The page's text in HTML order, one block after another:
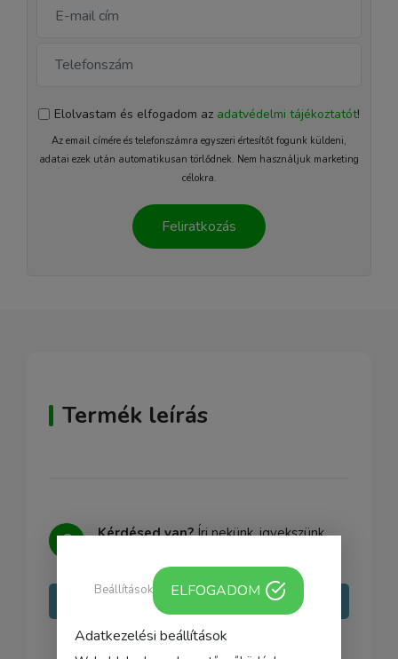
Elolvastam és elfogadom az adatvédelmi tájékoztatót!
Az email címére és telefonszámra egyszeri értesítőt fogunk küldeni,
adatai ezek után automatikusan törlődnek. Nem használjuk marketing
célokra.
Feliratkozás
Termék leírás
Kérdésed van?Írj nekünk, igyekszünk
Adatkezelési beállítások
Beállítások ELFOGADOM